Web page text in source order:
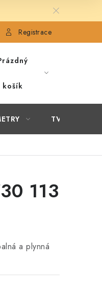
PODMÍNKY OCHRANY
Registrace
košík
TVAROVKY
113
a plynná